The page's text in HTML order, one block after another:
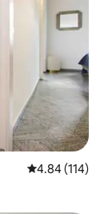
5 ರಲ್ಲಿ 4.84
4.84 (114)